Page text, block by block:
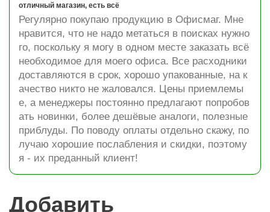
отличный магазин, есть всё
Регулярно покупаю продукцию в Офисмаг. Мне
нравится, что не надо метаться в поисках нужно
го, поскольку я могу в одном месте заказать всё
необходимое для моего офиса. Все расходники
доставляются в срок, хорошо упакованные, на к
ачество никто не жаловался. Цены приемлемы
е, а менеджеры постоянно предлагают попробов
ать новинки, более дешёвые аналоги, полезные
приблуды. По поводу оплаты отдельно скажу, по
лучаю хорошие послабления и скидки, поэтому
я - их преданный клиент!
Добавить